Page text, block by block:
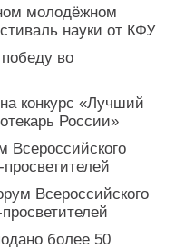
молодёжном
науки от КФУ
во
конкурс «Лучший
России»
Всероссийского
Всероссийского
более 50